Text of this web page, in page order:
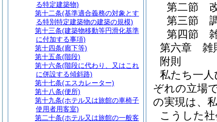
第二節
第三節
第四節
第六章
雑
附則
私たち一
ぞれの立場
の実現は、
こうした
る特定建築物)
第十二条(基準適合義務の対象とす
る特別特定建築物の建築の規模)
第十三条(建築物移動等円滑化基準
に付加する事項)
第十四条(廊下等)
第十五条(階段)
第十六条(階段に代わり、又はこれ
に併設する傾斜路)
第十七条(エスカレーター)
第十八条(便所)
第十九条(ホテル又は旅館の車椅子
使用者用客室)
第二十条(ホテル又は旅館の一般客